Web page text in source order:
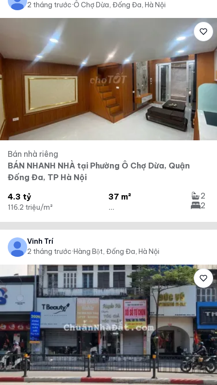
2 tháng trước·Ô Chợ Dừa, Đống Đa, Hà Nội
Bán nhà riêng
BÁN NHANH NHÀ tại Phường Ô Chợ Dừa, Quận
Đống Đa, TP Hà Nội
4.3 tỷ
116.2 triệu/m²
37 m²
...
2
2
Vinh Trí
2 tháng trước·Hàng Bột, Đống Đa, Hà Nội